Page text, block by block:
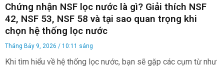
Chứng nhận NSF lọc nước là gì? Giải thích NSF
42, NSF 53, NSF 58 và tại sao quan trọng khi
chọn hệ thống lọc nước
Tháng Bảy 9, 2026 10:11 sáng
Khi tìm hiểu về hệ thống lọc nước, bạn sẽ gặp các cụm từ như